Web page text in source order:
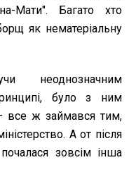
Мати". Багато хто
як нематеріальну
неоднозначним
було з ним
все ж займався тим,
А от після
зовсім інша